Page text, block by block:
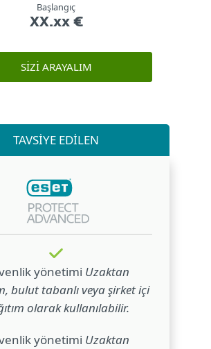
Başlangıç
XX.xx €
SIZI ARAYALIM
TAVSİYE EDİLEN
yönetimi Uzaktan
bulut tabanlı veya şirket içi
olarak kullanılabilir.
yönetimi Uzaktan